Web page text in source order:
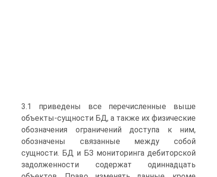
3.1 приведены все перечисленные выше
объекты-сущности БД, а также их физические
обозначения ограничений доступа к ним,
обозначены связанные между собой
сущности. БД и БЗ мониторинга дебиторской
задолженности содержат одиннадцать